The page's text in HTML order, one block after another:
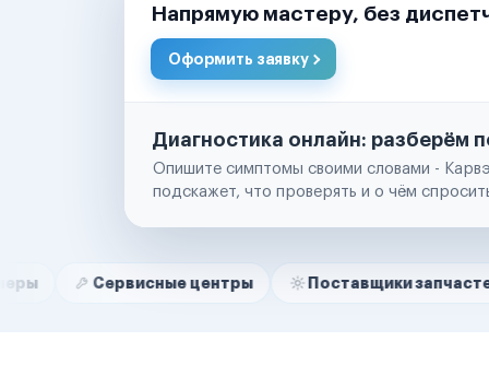
Напрямую мастеру, без
Оформить заявку
Диагностика онлайн: разберём
Опишите симптомы своими словами -
подскажет, что проверять и о чём
Нам доверяют
центры Поставщики запчастей
Маркетплейсы